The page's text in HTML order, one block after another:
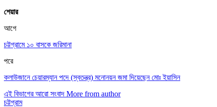
শেয়ার
আগে
চট্টগ্রামে ১০ বাসকে জরিমানা
পরে
কলাউজানে চেয়ারম্যান পদে (স্বতন্ত্র) মনোনয়ন জমা দিয়েছেন মোঃ ইয়াসিন
এই বিভাগের আরো সংবাদ More from author
চট্টগ্রাম